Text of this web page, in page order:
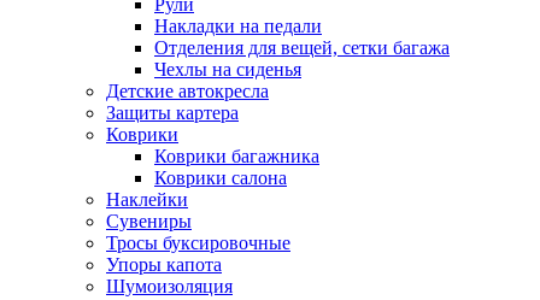
Рули
Накладки на педали
Отделения для вещей, сетки багажа
Чехлы на сиденья
Детские автокресла
Защиты картера
Коврики
Коврики багажника
Коврики салона
Наклейки
Сувениры
Тросы буксировочные
Упоры капота
Шумоизоляция